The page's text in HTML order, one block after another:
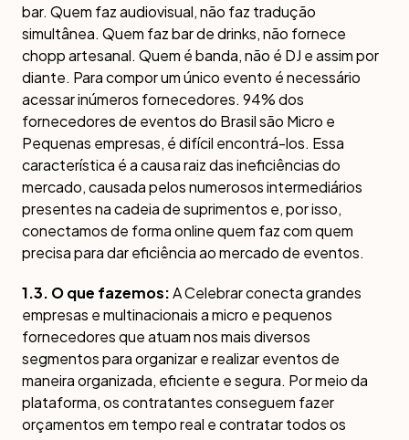
bar. Quem faz audiovisual, não faz tradução
simultânea. Quem faz bar de drinks, não fornece
chopp artesanal. Quem é banda, não é DJ e assim por
diante. Para compor um único evento é necessário
acessar inúmeros fornecedores. 94% dos
fornecedores de eventos do Brasil são Micro e
Pequenas empresas, é difícil encontrá-los. Essa
característica é a causa raiz das ineficiências do
mercado, causada pelos numerosos intermediários
presentes na cadeia de suprimentos e, por isso,
conectamos de forma online quem faz com quem
precisa para dar eficiência ao mercado de eventos.
1.3. O que fazemos:A Celebrar conecta grandes
empresas e multinacionais a micro e pequenos
fornecedores que atuam nos mais diversos
segmentos para organizar e realizar eventos de
maneira organizada, eficiente e segura. Por meio da
plataforma, os contratantes conseguem fazer
orçamentos em tempo real e contratar todos os